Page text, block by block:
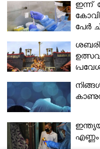
ഇന്ന്
പേർ
എണ്ണം